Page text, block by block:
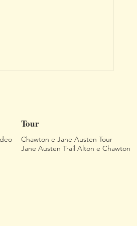
Tour
Chawton e Jane Austen Tour
Jane Austen Trail Alton e Chawton